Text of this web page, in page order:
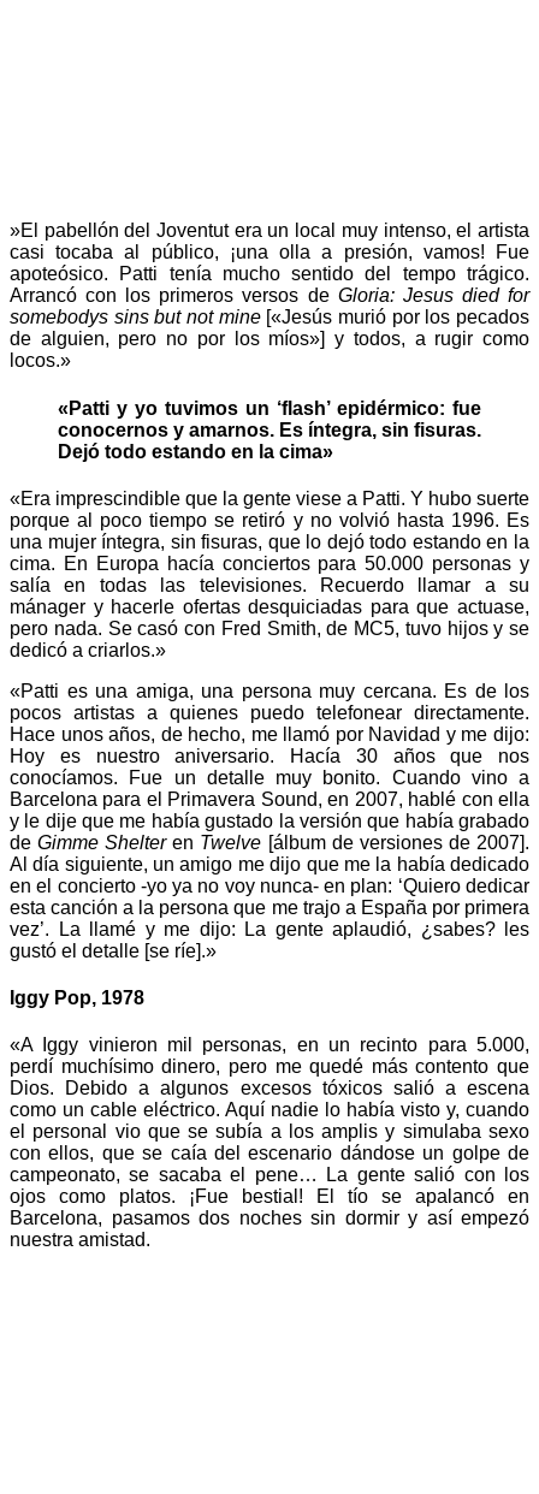
»El pabellón del Joventut era un local muy intenso, el artista
casi tocaba al público, ¡una olla a presión, vamos! Fue
apoteósico. Patti tenía mucho sentido del tempo trágico.
Arrancó con los primeros versos de Gloria: Jesus died for
somebodys sins but not mine[«Jesús murió por los pecados
de alguien, pero no por los míos»] y todos, a rugir como
locos.»
«Patti y yo tuvimos un ‘flash’ epidérmico: fue
conocernos y amarnos. Es íntegra, sin fisuras.
Dejó todo estando en la cima»
«Era imprescindible que la gente viese a Patti. Y hubo suerte
porque al poco tiempo se retiró y no volvió hasta 1996. Es
una mujer íntegra, sin fisuras, que lo dejó todo estando en la
cima. En Europa hacía conciertos para 50.000 personas y
salía en todas las televisiones. Recuerdo llamar a su
mánager y hacerle ofertas desquiciadas para que actuase,
pero nada. Se casó con Fred Smith, de MC5, tuvo hijos y se
dedicó a criarlos.»
«Patti es una amiga, una persona muy cercana. Es de los
pocos artistas a quienes puedo telefonear directamente.
Hace unos años, de hecho, me llamó por Navidad y me dijo:
Hoy es nuestro aniversario. Hacía 30 años que nos
conocíamos. Fue un detalle muy bonito. Cuando vino a
Barcelona para el Primavera Sound, en 2007, hablé con ella
y le dije que me había gustado la versión que había grabado
deGimme Shelteren Twelve [álbum de versiones de 2007].
Al día siguiente, un amigo me dijo que me la había dedicado
en el concierto -yo ya no voy nunca- en plan: ‘Quiero dedicar
esta canción a la persona que me trajo a España por primera
vez’. La llamé y me dijo: La gente aplaudió, ¿sabes? les
gustó el detalle [se ríe].»
Iggy Pop, 1978
«A Iggy vinieron mil personas, en un recinto para 5.000,
perdí muchísimo dinero, pero me quedé más contento que
Dios. Debido a algunos excesos tóxicos salió a escena
como un cable eléctrico. Aquí nadie lo había visto y, cuando
el personal vio que se subía a los amplis y simulaba sexo
con ellos, que se caía del escenario dándose un golpe de
campeonato, se sacaba el pene… La gente salió con los
ojos como platos. ¡Fue bestial! El tío se apalancó en
Barcelona, pasamos dos noches sin dormir y así empezó
nuestra amistad.